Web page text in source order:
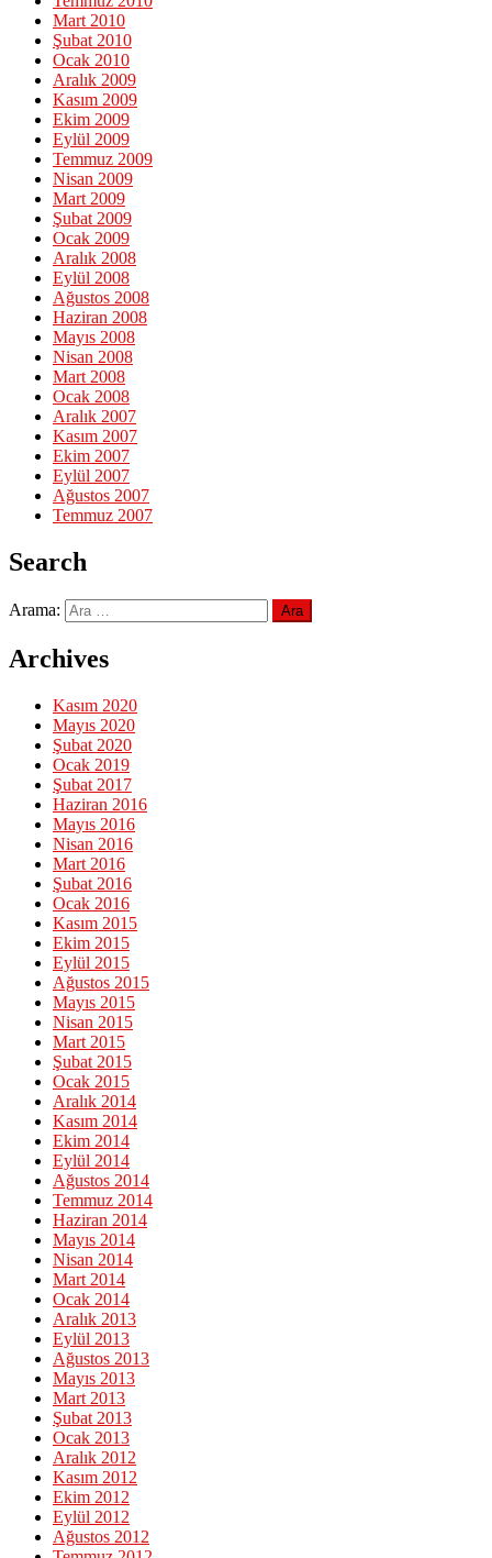
Mart 2010
Şubat 2010
Ocak 2010
Aralık 2009
Kasım 2009
Ekim 2009
Eylül 2009
Temmuz 2009
Nisan 2009
Mart 2009
Şubat 2009
Ocak 2009
Aralık 2008
Eylül 2008
Ağustos 2008
Haziran 2008
Mayıs 2008
Nisan 2008
Mart 2008
Ocak 2008
Aralık 2007
Kasım 2007
Ekim 2007
Eylül 2007
Ağustos 2007
Temmuz 2007
Search
Arama:
Archives
Kasım 2020
Mayıs 2020
Şubat 2020
Ocak 2019
Şubat 2017
Haziran 2016
Mayıs 2016
Nisan 2016
Mart 2016
Şubat 2016
Ocak 2016
Kasım 2015
Ekim 2015
Eylül 2015
Ağustos 2015
Mayıs 2015
Nisan 2015
Mart 2015
Şubat 2015
Ocak 2015
Aralık 2014
Kasım 2014
Ekim 2014
Eylül 2014
Ağustos 2014
Temmuz 2014
Haziran 2014
Mayıs 2014
Nisan 2014
Mart 2014
Ocak 2014
Aralık 2013
Eylül 2013
Ağustos 2013
Mayıs 2013
Mart 2013
Şubat 2013
Ocak 2013
Aralık 2012
Kasım 2012
Ekim 2012
Eylül 2012
Ağustos 2012